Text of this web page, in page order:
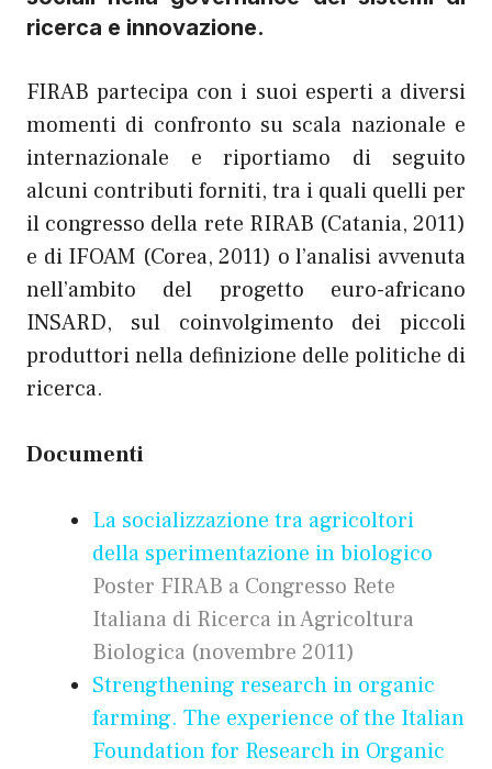
ricerca e innovazione.
FIRAB partecipa con i suoi esperti a diversi
momenti di confronto su scala nazionale e
internazionale e riportiamo di seguito
alcuni contributi forniti, tra i quali quelli per
il congresso della rete RIRAB (Catania, 2011)
e di IFOAM (Corea, 2011) o l’analisi avvenuta
nell’ambito del progetto euro-africano
INSARD, sul coinvolgimento dei piccoli
produttori nella definizione delle politiche di
ricerca.
Documenti
La socializzazione tra agricoltori
della sperimentazione in biologico
Poster FIRAB a Congresso Rete
Italiana di Ricerca in Agricoltura
Biologica (novembre 2011)
Strengthening research in organic
farming. The experience of the Italian
Foundation for Research in Organic